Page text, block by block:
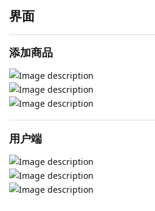
界面
添加商品
用户端